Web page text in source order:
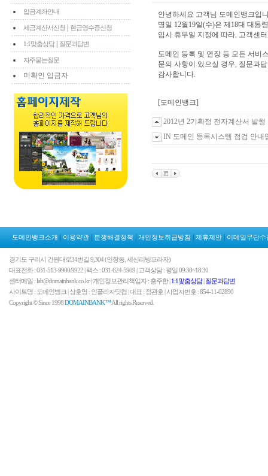
입금계좌안내
세금계산서신청 현금영수증신청
1:1맞춤상담| 질문과답변
자주묻는질문
미확인 입금자
안녕하세요 고객님 도메인뱅크입
명일 12월19일(수)은 제18대 대통
임시 휴무일 지정에 따라, 고객센
도메인 등록 및 연장 등 모든 서비
문의 사항이 있으실 경우, 질문과
감사합니다.
[도메인뱅크]
2012년 2기확정 전자계산서 발
IN 도메인 등록시스템 점검 안내
도메인뱅크소개 이용약관 분쟁해결정책 개인정보취급방침 제휴제안 이메일무단수
경기도 구리시 건원대로34번길 9,304 (인창동, 세신리빙프라자)
대표전화 : 031-513-9900/9922 | 팩스 : 031-624-5909 | 고객상담 : 평일 09:30~18:30
센터메일 : lab@domainbank.co.kr | 개인정보관리책임자 : 홍주한 |1:1맟춤상담|질문과답변
사이트명 : 도메인뱅크 | 상호명 : 인플라자닷컴 | 대표 : 정관호 | 사업자번호 : 854-11-02890
Copyright © Since 1998DOMAINBANK™All rights Reserved.